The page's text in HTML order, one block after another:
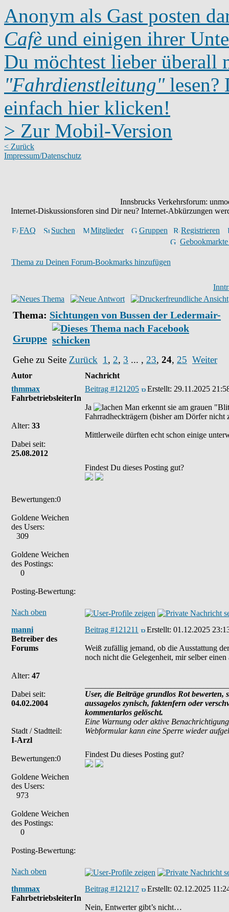
Anonym als Gast posten
Cafè und einigen ihrer
Du möchtest lieber überall
"Fahrdienstleitung"lesen?
einfach hier klicken!
> Zur Mobil-Version
< Zurück
Impressum/Datenschutz
Innsbrucks Verkehrsforum:
Internet-Diskussionsforen sind Dir neu? Internet-Abkürzungen
FAQ Suchen Mitglieder Gruppen
Registrieren
Thema zu Deinen Forum-Bookmarks hinzufügen
Thema: Sichtungen von Bussen der Ledermair-
Gruppe
Gehe zu Seite Zurück 1 , 2, 3 ... , 23, 24, 25 Weiter
Autor
Nachricht
thmmax
FahrbetriebsleiterIn
Alter: 33
Dabei seit:
25.08.2012
Bewertungen:0
Goldene Weichen
des Users:
309
Goldene Weichen
des Postings:
0
Posting-Bewertung:
Beitrag #121205 Erstellt: 29.11.2025
Ja
Man erkennt sie am grauen
Fahrradheckträgern (bisher am Dörfer nicht
Mittlerweile dürften echt schon einige
Findest Du dieses Posting gut?
Nach oben
manni
Betreiber des
Forums
Alter: 47
Dabei seit:
04.02.2004
Stadt / Stadtteil:
I-Arzl
Bewertungen:0
Goldene Weichen
des Users:
973
Goldene Weichen
des Postings:
0
Posting-Bewertung:
Beitrag #121211 Erstellt: 01.12.2025
Weiß zufällig jemand, ob die Ausstattung
noch nicht die Gelegenheit, mir selber einen
User, die Beiträge grundlos Rot
aussagelos zynisch, faktenfern oder
kommentarlos gelöscht.
Eine Warnung oder aktive
Webformular kann eine Sperre wieder
Findest Du dieses Posting gut?
Nach oben
thmmax
FahrbetriebsleiterIn
Beitrag #121217 Erstellt: 02.12.2025
Nein, Entwerter gibt’s nicht…